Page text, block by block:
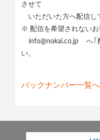
させて
いただいた方へ配信し
※ 配信を希望されない
info@nokai.co.jp へ｢
い。
バックナンバー一覧